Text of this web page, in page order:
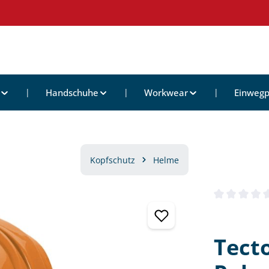
Handschuhe Workwear
Kopfschutz Helme